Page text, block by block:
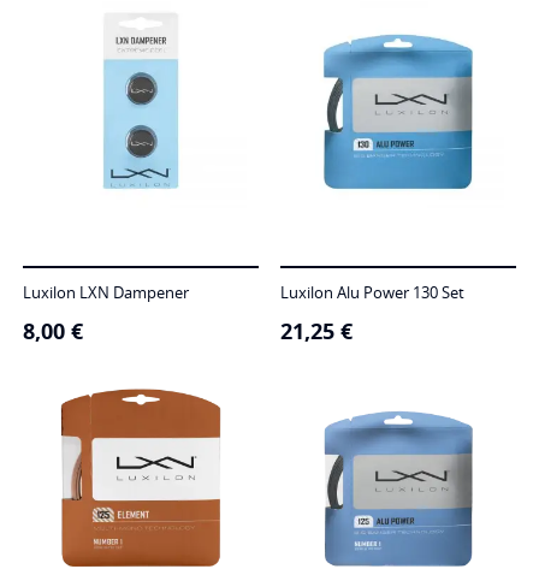
Luxilon LXN Dampener
8,00 €
Luxilon Alu Power 130 Set
21,25 €